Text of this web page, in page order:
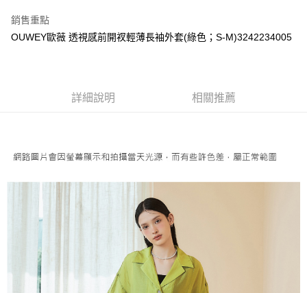
1.本服務由台灣大哥大提供，台灣大哥大用戶可立即使用無須另外申請。
2.付款方式選擇「大哥付你分期」，訂單成立後會自動跳轉到大哥付的交易
消。如遇「轉專審核」未通過狀況，表示未達大哥付你分期系統評分，恕無
2.透過簡訊連結打開帳單後，可選擇「超商條碼／台灣大直營門市／銀行轉
1.本服務係由「台灣大哥大股份有限公司」（以下簡稱本公司）所提供，讓
用戶於交易時，得透過本服務購買商品或服務，並由商店將買賣／分期付款
買賣價金債權讓與本公司後，依約使用本公司帳單繳交帳款。
2.基於同意付款使用「大哥付你分期」之契約關係目的，商店將以您的個人
資料（包含姓名、電話或地址）提供予台灣大哥大進項蒐集、處理及利用，
由本公司與您本人進行分期帳單所需資料之確認、核對及更正。
3.完整用戶服務條款，請詳閱以下連結：https://oppay.tw/userRule
AFTEE先享後付
相關說明
２．便利：只要手機號碼，簡訊認證，即可結帳。
１．於結帳方式選擇「AFTEE先享後付」後，將跳轉至「AFTEE先享後付」
結帳頁面，進行簡訊認證並確認金額後，即可完成結帳。
３．收到繳費通知簡訊後14天內，點擊此簡訊中的連結，可透過四大超商／
ATM／網路銀行／等多元方式進行付款，方視為交易完成。
※ 請注意：結帳手續完成當下不需立刻繳費，但若您需要取消訂單，請聯絡
購買商品的店家。未經商家同意取消之訂單仍視為有效，需透過AFTEE先享
※ 交易是否成功請以「AFTEE先享後付 」之結帳頁面顯示為準，若有關於
是否繳費成功／繳費後需取消欲退款等相關疑問，請聯繫「AFTEE先享後付
客戶支援中心」
https://netprotections.freshdesk.com/support/home
每筆NT$120，滿NT$2,500(含以上)免運費
萊爾富取貨付款
每筆NT$120，滿NT$2,500(含以上)免運費
付款後萊爾富取貨
每筆NT$120，滿NT$2,500(含以上)免運費
7-11取貨付款
每筆NT$120，滿NT$2,500(含以上)免運費
銷售重點
OUWEY歐薇 透視感前開衩輕薄長袖外套(綠色；S-M)3242234005
詳細說明 相關推薦